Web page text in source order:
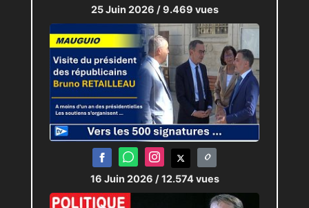
25 Juin 2026 / 9.469 vues
16 Juin 2026 / 12.574 vues